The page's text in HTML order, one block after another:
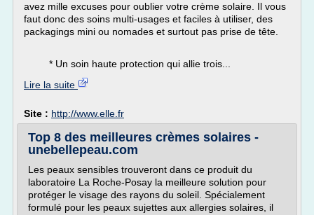
avez mille excuses pour oublier votre crème solaire. Il vous
faut donc des soins multi-usages et faciles à utiliser, des
packagings mini ou nomades et surtout pas prise de tête.
* Un soin haute protection qui allie trois...
Lire la suite
Site : http://www.elle.fr
Top 8 des meilleures crèmes solaires -
unebellepeau.com
Les peaux sensibles trouveront dans ce produit du
laboratoire La Roche-Posay la meilleure solution pour
protéger le visage des rayons du soleil. Spécialement
formulé pour les peaux sujettes aux allergies solaires, il